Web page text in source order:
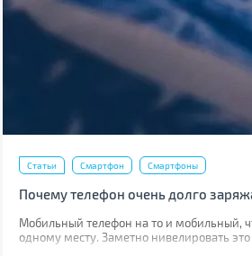
Статьи Смартфон Смартфоны
Почему телефон очень долго
Мобильный телефон на то и мобильный,
одному месту. Заметно нивелировать